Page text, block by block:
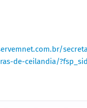
de-ceilandia/